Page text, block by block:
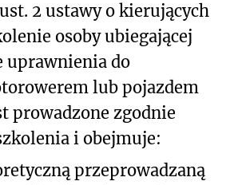
2 ustawy o kierujących
osoby ubiegającej
uprawnienia do
lub pojazdem
prowadzone zgodnie
i obejmuje:
przeprowadzaną